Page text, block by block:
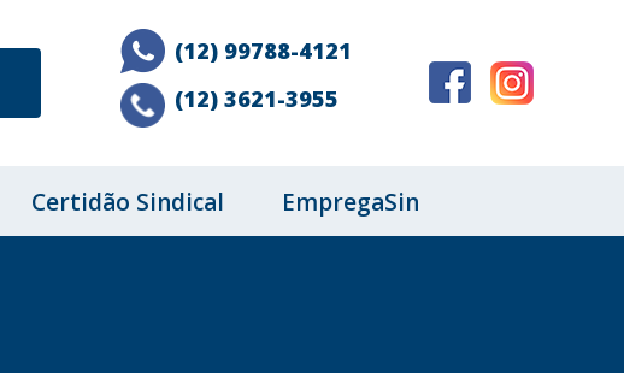
(12) 99788-4121
(12) 3621-3955
Certidão Sindical EmpregaSin